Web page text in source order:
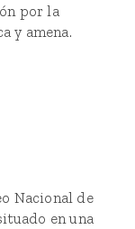
por la
y amena.
Nacional de
en una